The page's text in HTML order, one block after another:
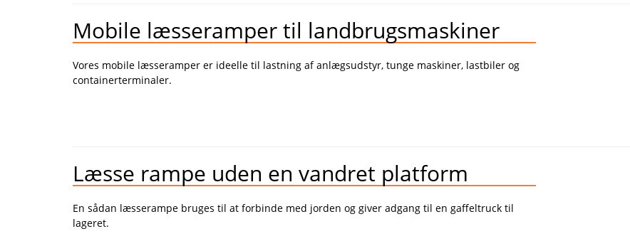
Mobile læsseramper til landbrugsmaskiner
Vores mobile læsseramper er ideelle til lastning af anlægsudstyr, tunge maskiner, lastbiler og
containerterminaler.
Læsse rampe uden en vandret platform
En sådan læsserampe bruges til at forbinde med jorden og giver adgang til en gaffeltruck til
lageret.